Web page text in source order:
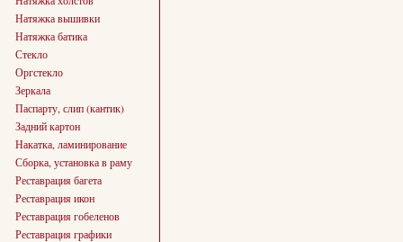
Натяжка вышивки
Натяжка батика
Стекло
Оргстекло
Зеркала
Паспарту, слип (кантик)
Задний картон
Накатка, ламинирование
Сборка, установка в раму
Реставрация багета
Реставрация икон
Реставрация гобеленов
Реставрация графики